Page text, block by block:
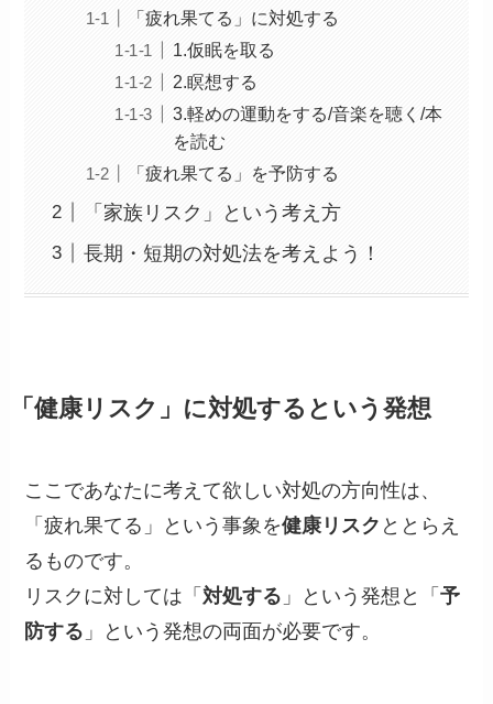
「疲れ果てる」に対処する
1.仮眠を取る
2.瞑想する
3.軽めの運動をする/音楽を聴く/本
を読む
「疲れ果てる」を予防する
「家族リスク」という考え方
長期・短期の対処法を考えよう！
「健康リスク」に対処するという発想
ここであなたに考えて欲しい対処の方向性は、
「疲れ果てる」という事象を健康リスク ととらえ
るものです。
リスクに対しては「対処する 」という発想と「予
防する 」という発想の両面が必要です。